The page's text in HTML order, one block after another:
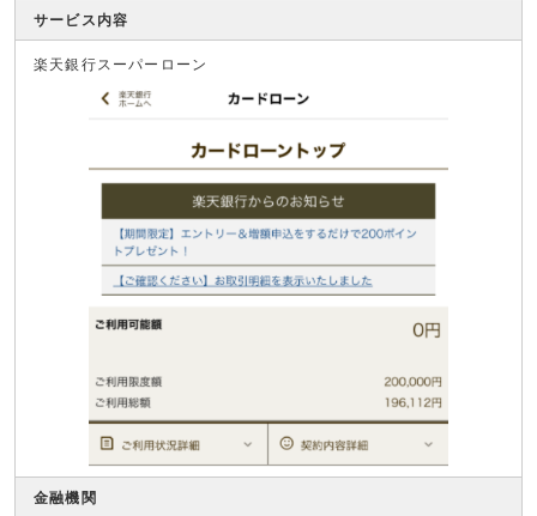
サービス内容
楽天銀行スーパーローン
金融機関